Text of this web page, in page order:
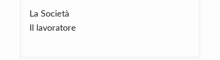
La Società
Il lavoratore